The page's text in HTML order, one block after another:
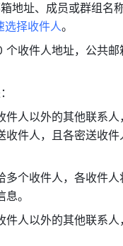
地址、成员或群组名
选择收件人。
收件人地址，公共
件人以外的其他联系
收件人，且各密送收
多个收件人，各收件
。
件人以外的其他联系